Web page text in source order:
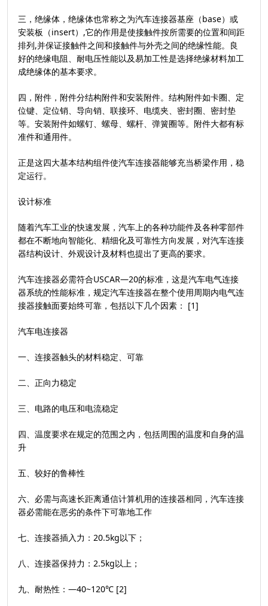
三，绝缘体，绝缘体也常称之为汽车连接器基座（base）或
安装板（insert）,它的作用是使接触件按所需要的位置和间距
排列,并保证接触件之间和接触件与外壳之间的绝缘性能。良
好的绝缘电阻、耐电压性能以及易加工性是选择绝缘材料加工
成绝缘体的基本要求。
四，附件，附件分结构附件和安装附件。结构附件如卡圈、定
位键、定位销、导向销、联接环、电缆夹、密封圈、密封垫
等。安装附件如螺钉、螺母、螺杆、弹簧圈等。附件大都有标
准件和通用件。
正是这四大基本结构组件使汽车连接器能够充当桥梁作用，稳
定运行。
设计标准
随着汽车工业的快速发展，汽车上的各种功能件及各种零部件
都在不断地向智能化、精细化及可靠性方向发展，对汽车连接
器结构设计、外观设计及材料也提出了更高的要求。
汽车连接器必需符合USCAR—20的标准，这是汽车电气连接
器系统的性能标准，规定汽车连接器在整个使用周期内电气连
接器接触面要始终可靠，包括以下几个因素： [1]
汽车电连接器
一、连接器触头的材料稳定、可靠
二、正向力稳定
三、电路的电压和电流稳定
四、温度要求在规定的范围之内，包括周围的温度和自身的温
升
五、较好的鲁棒性
六、必需与高速长距离通信计算机用的连接器相同，汽车连接
器必需能在恶劣的条件下可靠地工作
七、连接器插入力：20.5kg以下；
八、连接器保持力：2.5kg以上；
九、耐热性：—40~120℃ [2]